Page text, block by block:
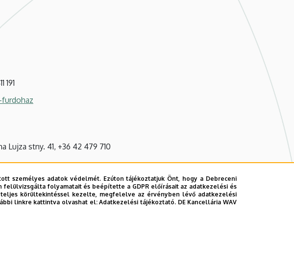
191
Lujza stny. 41, +36 42 479 710
személyes adatok védelmét. Ezúton tájékoztatjuk Önt, hogy a Debreceni
folyamatait és beépítette a GDPR előírásait az adatkezelési és
körültekintéssel kezelte, megfelelve az érvényben lévő adatkezelési
linkre kattintva olvashat el:Adatkezelési tájékoztató. DE Kancellária WAV